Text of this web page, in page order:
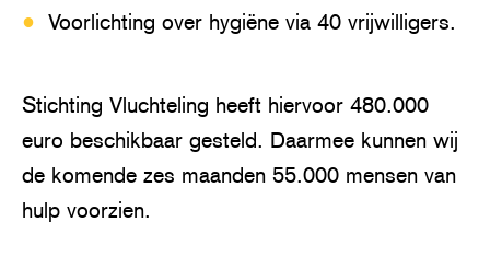
Voorlichting over hygiëne via 40 vrijwilligers.
Stichting Vluchteling heeft hiervoor 480.000
euro beschikbaar gesteld. Daarmee kunnen wij
de komende zes maanden 55.000 mensen van
hulp voorzien.